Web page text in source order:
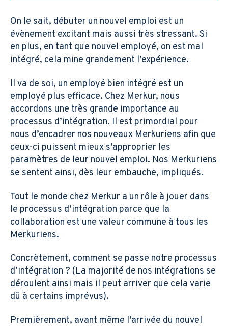
f
i
n
m
On le sait, débuter un nouvel emploi est un
évènement excitant mais aussi très stressant. Si
en plus, en tant que nouvel employé, on est mal
intégré, cela mine grandement l’expérience.
Il va de soi, un employé bien intégré est un
employé plus efficace. Chez Merkur, nous
accordons une très grande importance au
processus d’intégration. Il est primordial pour
nous d’encadrer nos nouveaux Merkuriens afin que
ceux-ci puissent mieux s’approprier les
paramètres de leur nouvel emploi. Nos Merkuriens
se sentent ainsi, dès leur embauche, impliqués.
Tout le monde chez Merkur a un rôle à jouer dans
le processus d’intégration parce que la
collaboration est une valeur commune à tous les
Merkuriens.
Concrètement, comment se passe notre processus
d’intégration ? (La majorité de nos intégrations se
déroulent ainsi mais il peut arriver que cela varie
dû à certains imprévus).
Premièrement, avant même l’arrivée du nouvel